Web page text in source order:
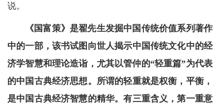
说。
《国富策》是翟先生发掘中国传统价值系列著作
中的一部，该书试图向世人揭示中国传统文化中的经
济学智慧和理论造诣，尤其以管仲的“轻重篇”为代表
的中国古典经济思想。所谓的轻重就是权衡，平衡，
是中国古典经济智慧的精华。有三重含义，第一重意